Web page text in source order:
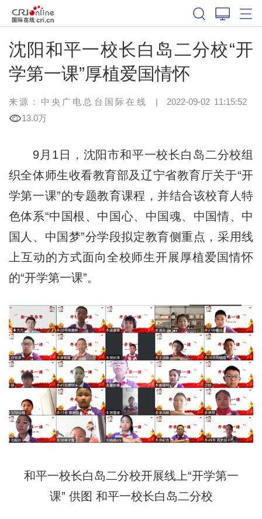
沈阳和平一校长白岛二分校“开
学第一课”厚植爱国情怀
来源：中央广电总台国际在线 | 2022-09-02 11:15:52
13.0万
9月1日，沈阳市和平一校长白岛二分校组
织全体师生收看教育部及辽宁省教育厅关于“开
学第一课”的专题教育课程，并结合该校育人特
色体系“中国根、中国心、中国魂、中国情、中
国人、中国梦”分学段拟定教育侧重点，采用线
上互动的方式面向全校师生开展厚植爱国情怀
的“开学第一课”。
和平一校长白岛二分校开展线上“开学第一
课” 供图 和平一校长白岛二分校